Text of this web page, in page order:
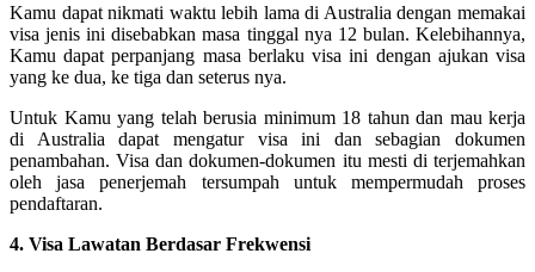
Kamu dapat nikmati waktu lebih lama di Australia dengan memakai
visa jenis ini disebabkan masa tinggal nya 12 bulan. Kelebihannya,
Kamu dapat perpanjang masa berlaku visa ini dengan ajukan visa
yang ke dua, ke tiga dan seterus nya.
Untuk Kamu yang telah berusia minimum 18 tahun dan mau kerja
di Australia dapat mengatur visa ini dan sebagian dokumen
penambahan. Visa dan dokumen-dokumen itu mesti di terjemahkan
oleh jasa penerjemah tersumpah untuk mempermudah proses
pendaftaran.
4. Visa Lawatan Berdasar Frekwensi